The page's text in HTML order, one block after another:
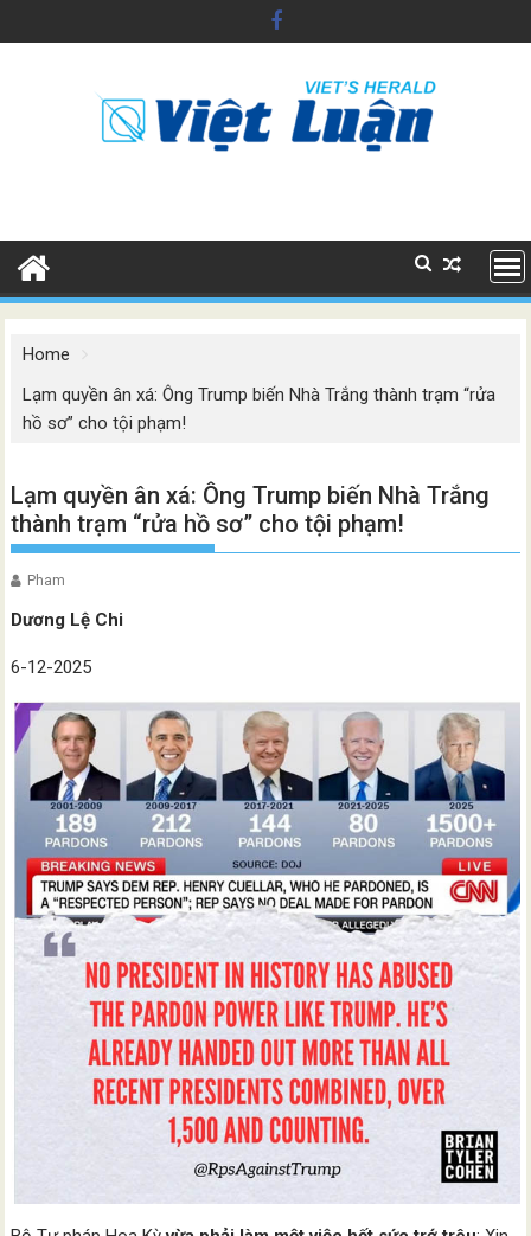
to
Home
Lạm quyền ân xá: Ông Trump biến Nhà Trắng thành trạm “rửa
hồ sơ” cho tội phạm!
Lạm quyền ân xá: Ông Trump biến Nhà Trắng
thành trạm “rửa hồ sơ” cho tội phạm!
Pham
Dương Lệ Chi
6-12-2025